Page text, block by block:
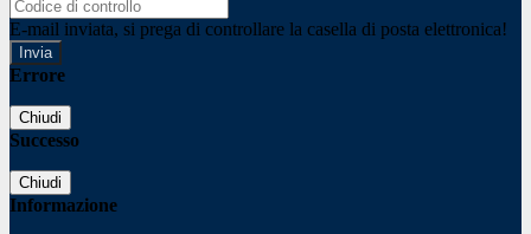
E-mail inviata, si prega di controllare la casella di posta elettronica!
Errore
Chiudi
Successo
Chiudi
Informazione